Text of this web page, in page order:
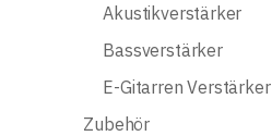
Akustikverstärker
Bassverstärker
E-Gitarren Verstärker
Zubehör